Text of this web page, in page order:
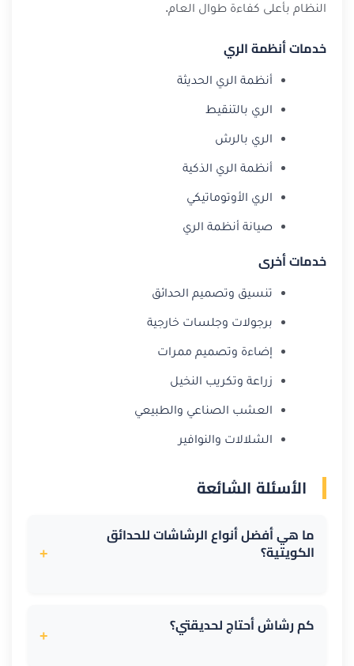
النظام بأعلى كفاءة طوال العام.
خدمات أنظمة الري
أنظمة الري الحديثة
الري بالتنقيط
الري بالرش
أنظمة الري الذكية
الري الأوتوماتيكي
صيانة أنظمة الري
خدمات أخرى
تنسيق وتصميم الحدائق
برجولات وجلسات خارجية
إضاءة وتصميم ممرات
زراعة وتكريب النخيل
العشب الصناعي والطبيعي
الشلالات والنوافير
الأسئلة الشائعة
ما هي أفضل أنواع الرشاشات للحدائق
الكويتية؟
+
البوب-أب الأنسب لمقاومة الرياح وتوفير تغطية
كم رشاش أحتاج لحديقتي؟
+